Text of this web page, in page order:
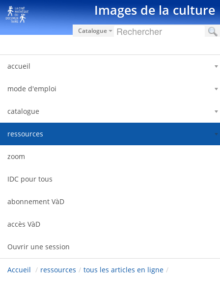
Saut au contenu Images de la culture
Catalogue
accueil
mode d'emploi
catalogue
ressources
zoom
IDC pour tous
abonnement VàD
accès VàD
Ouvrir une session
Accueil / ressources / tous les articles en ligne /